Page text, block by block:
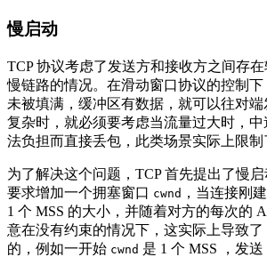
慢启动
TCP 协议考虑了发送方和接收方之间存
慢链路的情况。在滑动窗口协议的控制
未被填满，缓冲区有数据，就可以往对
复杂时，就必须要考虑当流量过大时，
法负担而直接丢包，此类场景实际上限制
为了解决这个问题，TCP 首先提出了慢
要求增加一个拥塞窗口 cwnd ，当连接刚
1 个 MSS 的大小，并随着对方的每次的
意在没有约束的情况下，这实际上导致了
的，例如一开始 cwnd 是 1 个 MSS ，发